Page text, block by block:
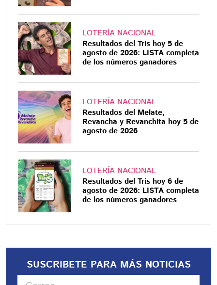
LOTERÍA NACIONAL
Resultados del Tris hoy 5 de
agosto de 2026: LISTA completa
de los números ganadores
LOTERÍA NACIONAL
Resultados del Melate,
Revancha y Revanchita hoy 5 de
agosto de 2026
LOTERÍA NACIONAL
Resultados del Tris hoy 6 de
agosto de 2026: LISTA completa
de los números ganadores
SUSCRIBETE PARA MÁS NOTICIAS